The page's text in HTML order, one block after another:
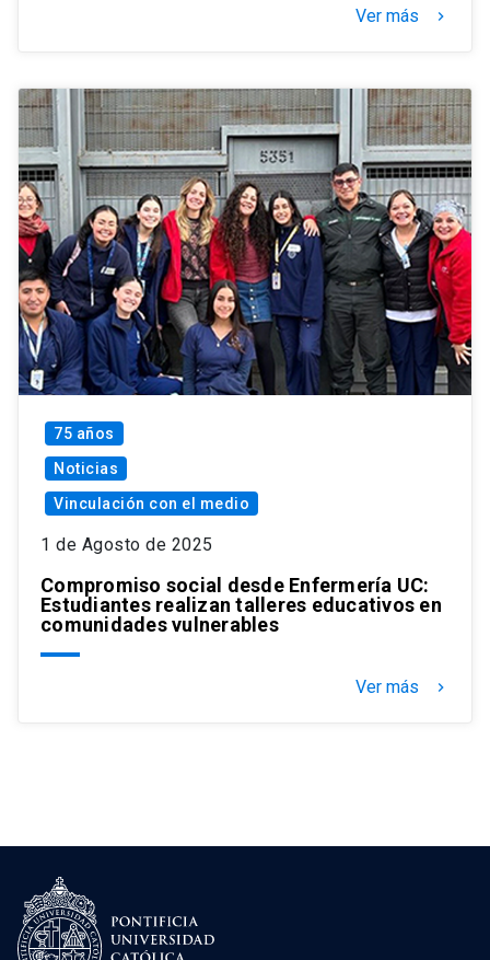
Ver más keyboard_arrow_right
75 años
Noticias
Vinculación con el medio
1 de Agosto de 2025
Compromiso social desde Enfermería UC:
Estudiantes realizan talleres educativos en
comunidades vulnerables
Ver más keyboard_arrow_right